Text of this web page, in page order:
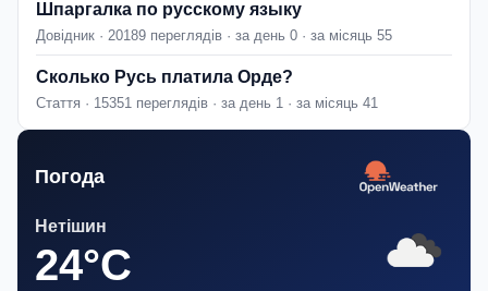
Шпаргалка по русскому языку
Довідник · 20189 переглядів · за день 0 · за місяць 55
Сколько Русь платила Орде?
Стаття · 15351 переглядів · за день 1 · за місяць 41
Погода
Нетішин
24°C